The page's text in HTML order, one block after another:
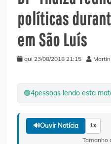
políticas
em São Luís
qui 23/08/2018 21:15
🟢4pessoas lendo esta
🔊Ouvir Notícia 1x
Tamanho